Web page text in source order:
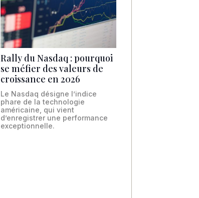
Rally du Nasdaq : pourquoi
se méfier des valeurs de
croissance en 2026
Le Nasdaq désigne l’indice
phare de la technologie
américaine, qui vient
d’enregistrer une performance
exceptionnelle.